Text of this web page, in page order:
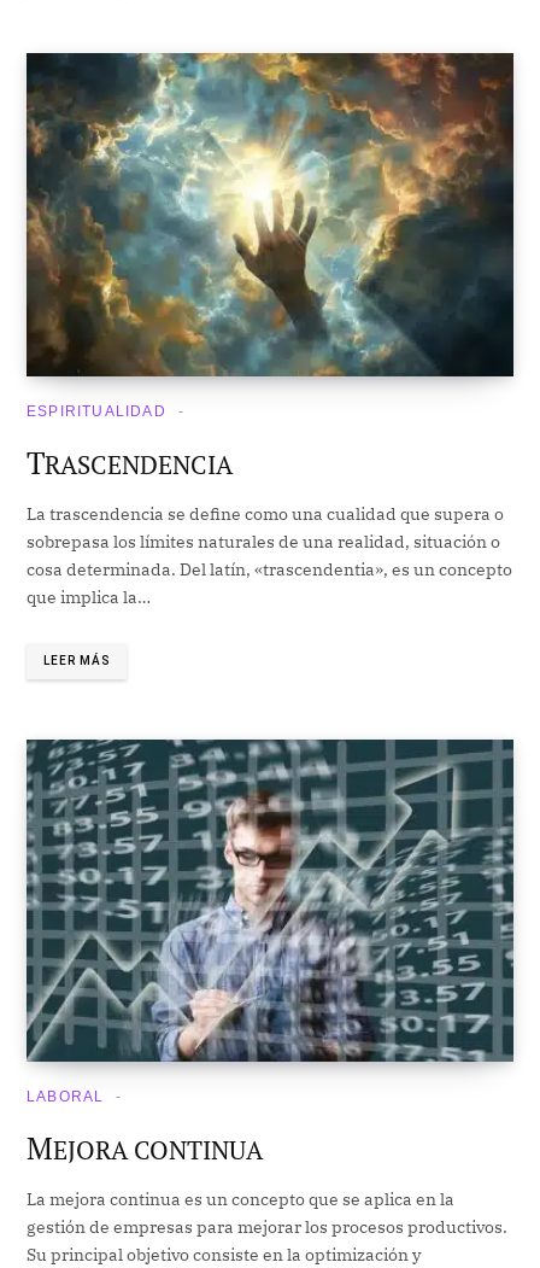
ESPIRITUALIDAD
TRASCENDENCIA
La trascendencia se define como una cualidad que supera o
sobrepasa los límites naturales de una realidad, situación o
cosa determinada. Del latín, «trascendentia», es un concepto
que implica la…
LEER MÁS
LABORAL
MEJORA CONTINUA
La mejora continua es un concepto que se aplica en la
gestión de empresas para mejorar los procesos productivos.
Su principal objetivo consiste en la optimización y